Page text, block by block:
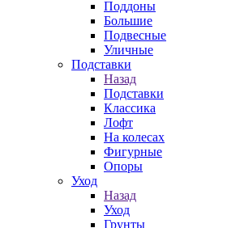
Поддоны
Большие
Подвесные
Уличные
Подставки
Назад
Подставки
Классика
Лофт
На колесах
Фигурные
Опоры
Уход
Назад
Уход
Грунты